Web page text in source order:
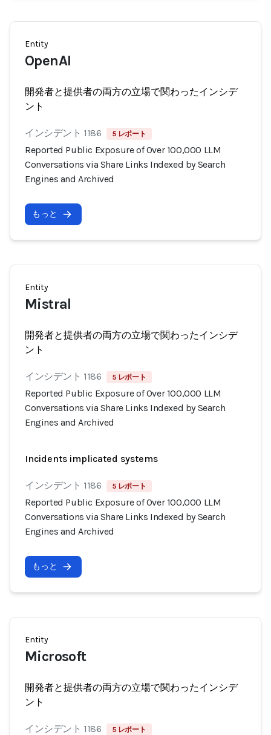
Entity
OpenAI
開発者と提供者の両方の立場で関わったインシデ
ント
インシデント 1186 5 レポート
Reported Public Exposure of Over 100,000 LLM
Conversations via Share Links Indexed by Search
Engines and Archived
もっと
Entity
Mistral
開発者と提供者の両方の立場で関わったインシデ
ント
インシデント 1186 5 レポート
Reported Public Exposure of Over 100,000 LLM
Conversations via Share Links Indexed by Search
Engines and Archived
Incidents implicated systems
インシデント 1186 5 レポート
Reported Public Exposure of Over 100,000 LLM
Conversations via Share Links Indexed by Search
Engines and Archived
もっと
Entity
Microsoft
開発者と提供者の両方の立場で関わったインシデ
ント
インシデント 1186 5 レポート